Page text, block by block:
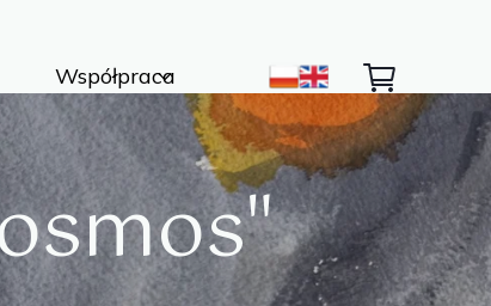
i Natury
?
Współpraca
Kontakt